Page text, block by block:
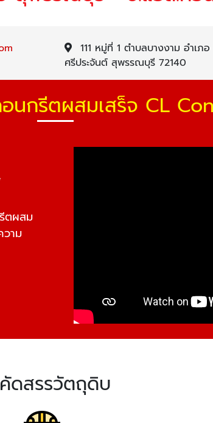
111 หมู่ที่ 1 ตำบลบางงาม อำเภอ
ศรีประจันต์ สุพรรณบุรี 72140
นกรีตผสมเสร็จ CL
ตผสม
วาม
คัดสรรวัตถุดิบ